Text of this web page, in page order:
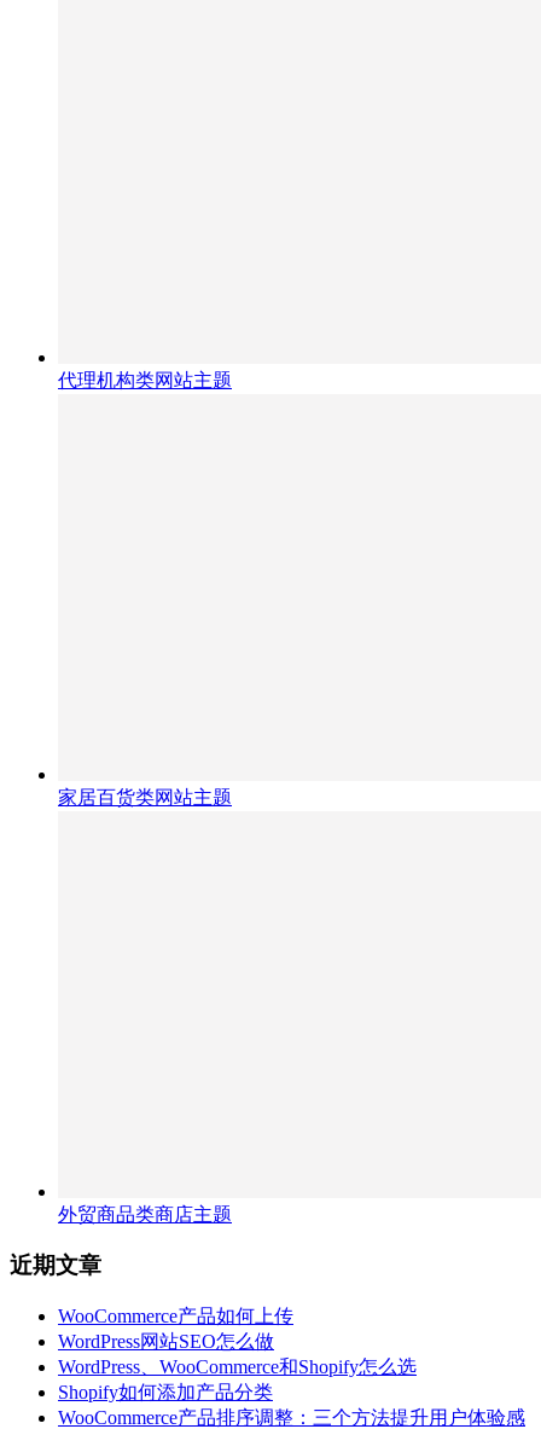
代理机构类网站主题
家居百货类网站主题
外贸商品类商店主题
近期文章
WooCommerce产品如何上传
WordPress网站SEO怎么做
WordPress、WooCommerce和Shopify怎么选
Shopify如何添加产品分类
WooCommerce产品排序调整：三个方法提升用户体验感